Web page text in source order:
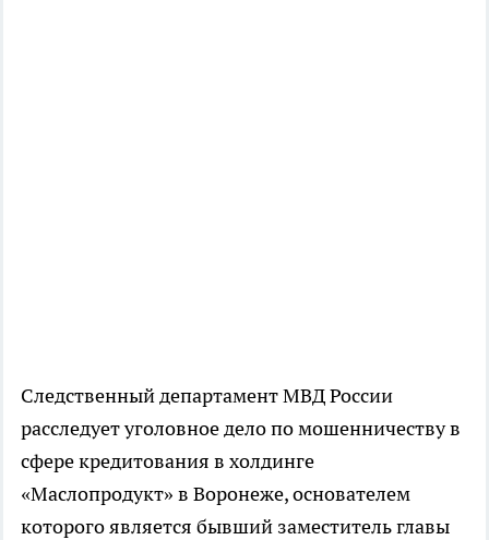
Следственный департамент МВД России
расследует уголовное дело по мошенничеству в
сфере кредитования в холдинге
«Маслопродукт» в Воронеже, основателем
которого является бывший заместитель главы